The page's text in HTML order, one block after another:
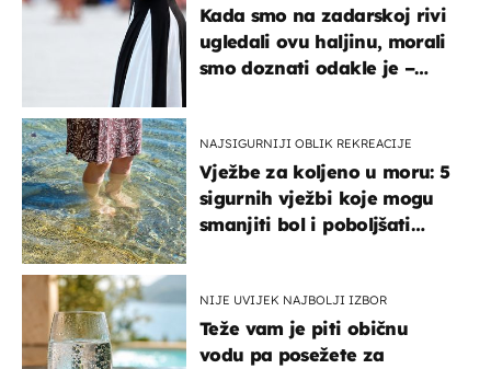
Kada smo na zadarskoj rivi
ugledali ovu haljinu, morali
smo doznati odakle je –
NAJSIGURNIJI OBLIK REKREACIJE
Vježbe za koljeno u moru: 5
sigurnih vježbi koje mogu
smanjiti bol i poboljšati
NIJE UVIJEK NAJBOLJI IZBOR
Teže vam je piti običnu
vodu pa posežete za